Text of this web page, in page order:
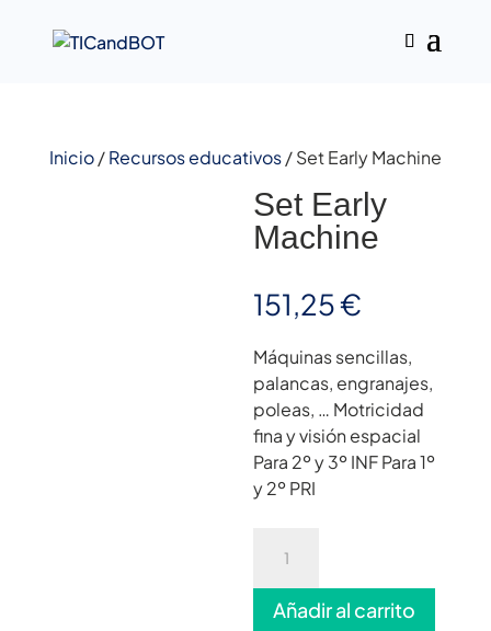
Inicio/Recursos educativos/ Set Early Machine
Set Early
Machine
151,25€
Máquinas sencillas,
palancas, engranajes,
poleas, … Motricidad
fina y visión espacial
Para 2º y 3º INF Para 1º
y 2º PRI
Early
Machine
cantidad
Añadir al carrito